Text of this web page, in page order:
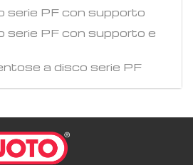
serie PF con supporto
serie PF con supporto e
a disco serie PF